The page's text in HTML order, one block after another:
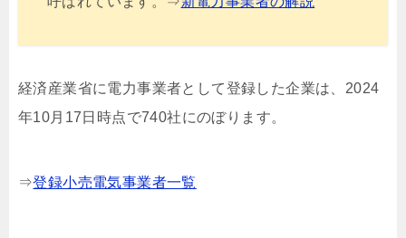
経済産業省に電力事業者として登録した企業は、2024
年10月17日時点で740社にのぼります。
⇒登録小売電気事業者一覧